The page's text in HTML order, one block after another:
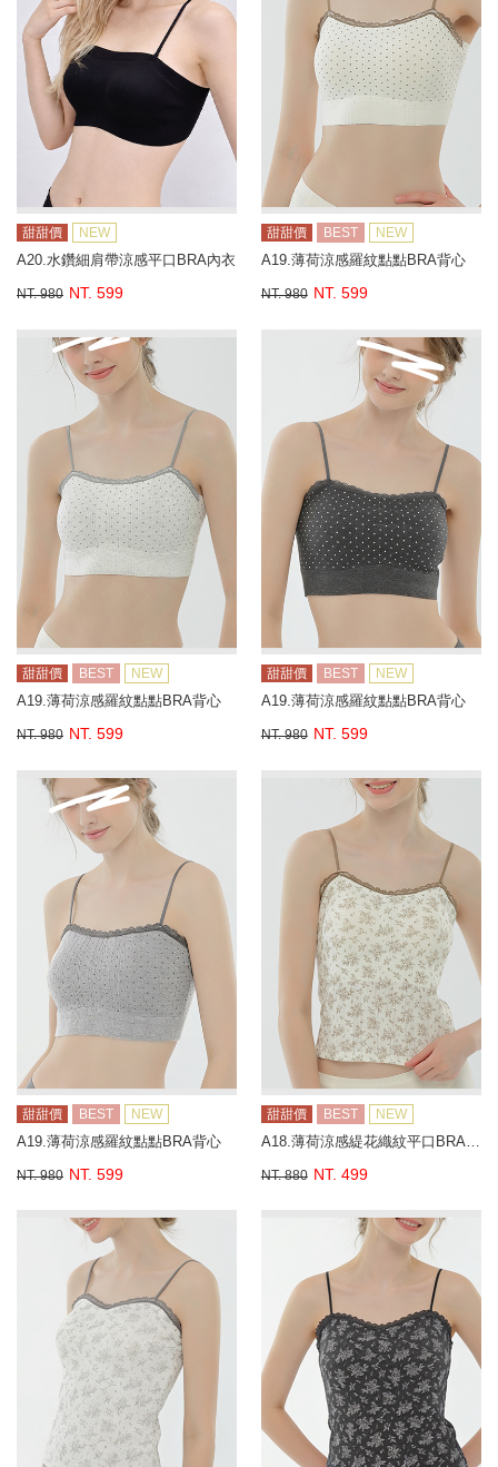
甜甜價 NEW
A20.水鑽細肩帶涼感平口BRA內衣
NT. 980 NT. 599
甜甜價 BEST NEW
A19.薄荷涼感羅紋點點BRA背心
NT. 980 NT. 599
甜甜價 BEST NEW
A19.薄荷涼感羅紋點點BRA背心
NT. 980 NT. 599
甜甜價 BEST NEW
A19.薄荷涼感羅紋點點BRA背心
NT. 980 NT. 599
甜甜價 BEST NEW
A19.薄荷涼感羅紋點點BRA背心
NT. 980 NT. 599
甜甜價 BEST NEW
NT. 880 NT. 499